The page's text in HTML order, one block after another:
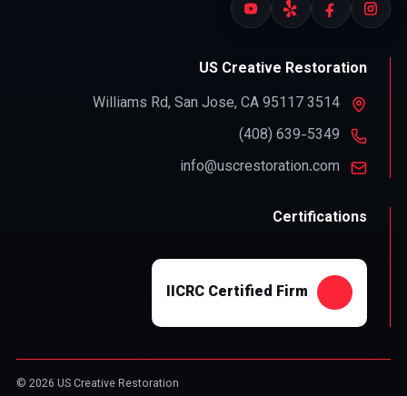
US Creative Restoration
3514 Williams Rd
, San Jose, CA95117
info@uscrestoration.com
Certifications
IICRC Certified Firm
© 2026 US Creative Restoration